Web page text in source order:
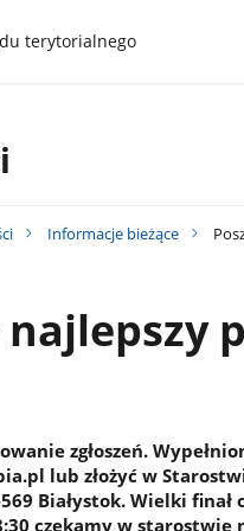
terytorialnego
Informacje bieżące
zgłoszeń.
lub złożyć w
Białystok. Wielki
czekamy w